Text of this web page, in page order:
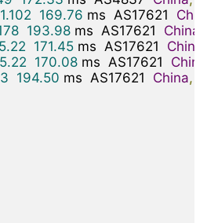
169.76 ms  AS17621 China
193.98 ms  AS17621 China
171.45 ms  AS17621 China
170.08 ms  AS17621 China
194.50 ms  AS17621 China,